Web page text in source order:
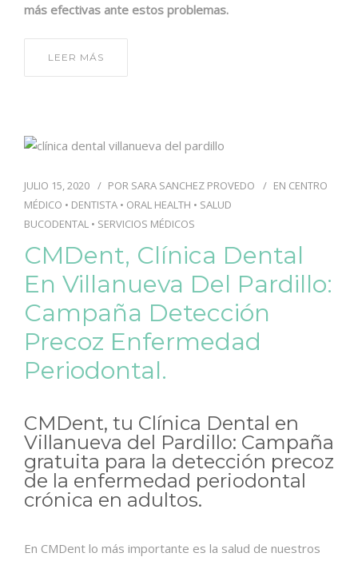
más efectivas ante estos problemas.
LEER MÁS
JULIO 15, 2020 POR SARA SANCHEZ PROVEDO EN CENTRO
MÉDICO • DENTISTA • ORAL HEALTH • SALUD
BUCODENTAL • SERVICIOS MÉDICOS
CMDent, Clínica Dental
En Villanueva Del Pardillo:
Campaña Detección
Precoz Enfermedad
Periodontal.
CMDent, tu Clínica Dental en
Villanueva del Pardillo: Campaña
gratuita para la detección precoz
de la enfermedad periodontal
crónica en adultos.
En CMDent lo más importante es la salud de nuestros